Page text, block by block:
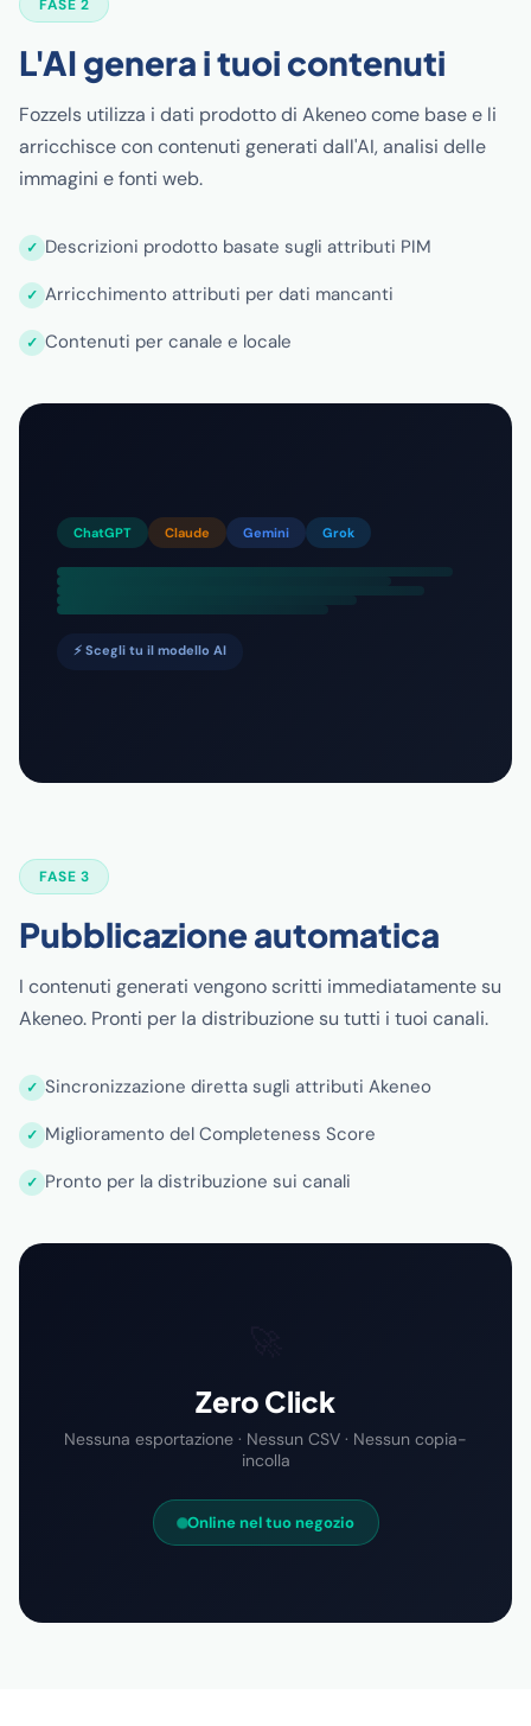
FASE 2
L'AI genera i tuoi contenuti
Fozzels utilizza i dati prodotto di Akeneo come base e li
arricchisce con contenuti generati dall'AI, analisi delle
immagini e fonti web.
Descrizioni prodotto basate sugli attributi PIM
Arricchimento attributi per dati mancanti
Contenuti per canale e locale
ChatGPT Claude Gemini Grok
⚡ Scegli tu il modello AI
FASE 3
Pubblicazione automatica
I contenuti generati vengono scritti immediatamente su
Akeneo. Pronti per la distribuzione su tutti i tuoi canali.
Sincronizzazione diretta sugli attributi Akeneo
Miglioramento del Completeness Score
Pronto per la distribuzione sui canali
Zero Click
Nessuna esportazione · Nessun CSV · Nessun copia-
incolla
Online nel tuo negozio